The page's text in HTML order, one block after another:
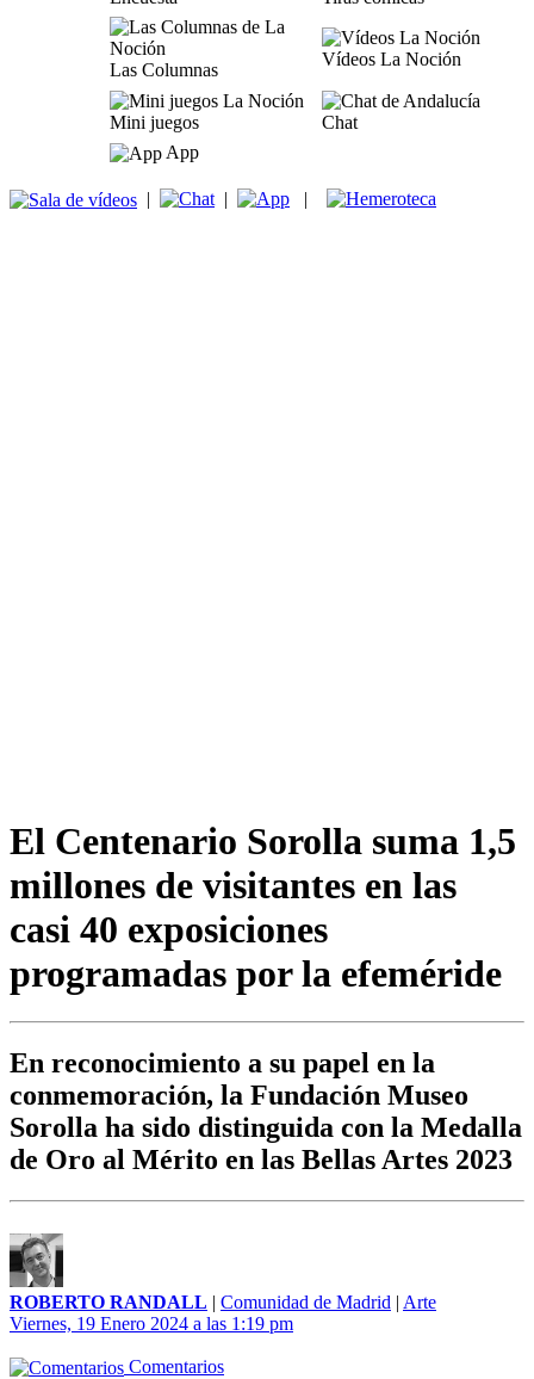
Las Columnas
Vídeos La Noción
Mini juegos
Chat
App
| | |
El Centenario Sorolla suma 1,5
millones de visitantes en las
casi 40 exposiciones
programadas por la efeméride
En reconocimiento a su papel en la
conmemoración, la Fundación Museo
Sorolla ha sido distinguida con la Medalla
de Oro al Mérito en las Bellas Artes 2023
ROBERTO RANDALL | Comunidad de Madrid | Arte
Viernes, 19 Enero 2024 a las 1:19 pm
Comentarios